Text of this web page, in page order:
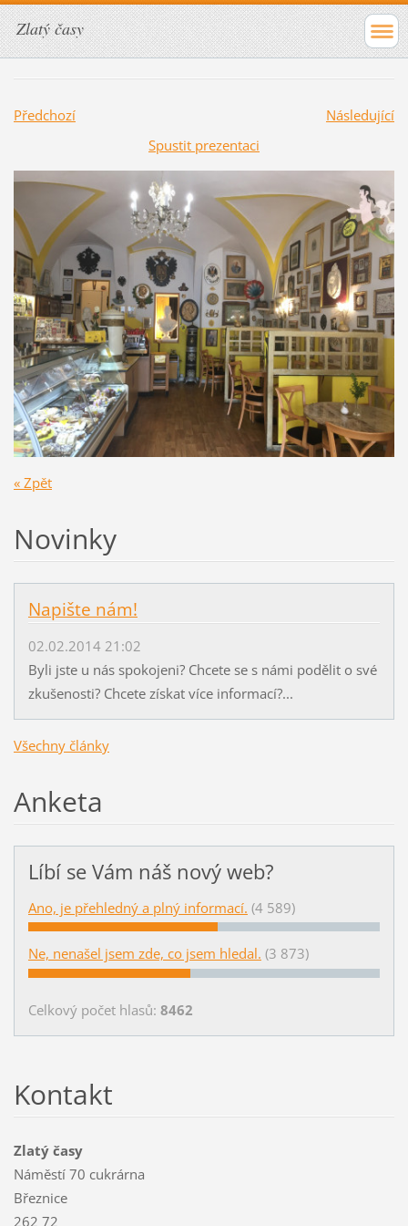
Zlatý časy
Předchozí
Následující
Spustit prezentaci
« Zpět
Novinky
Napište nám!
02.02.2014 21:02
Byli jste u nás spokojeni? Chcete se s námi podělit o své
zkušenosti? Chcete získat více informací?...
Všechny články
Anketa
Líbí se Vám náš nový web?
Ano, je přehledný a plný informací. (4 589)
Ne, nenašel jsem zde, co jsem hledal. (3 873)
Celkový počet hlasů: 8462
Kontakt
Zlatý časy
Náměstí 70 cukrárna
Březnice
262 72